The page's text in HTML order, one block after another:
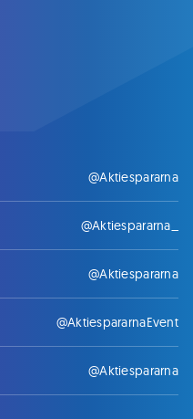
@Aktiespararna
@Aktiespararna_
@Aktiespararna
@AktiespararnaEvent
@Aktiespararna